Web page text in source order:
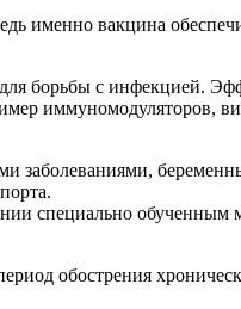
именно вакцина
борьбы с инфекцией.
иммуномодуляторов,
заболеваниями,
специально
обострения